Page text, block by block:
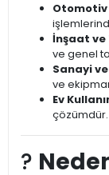
İnşaat
ve genel
Sanayi
ve
Ev
çözümdür.
?